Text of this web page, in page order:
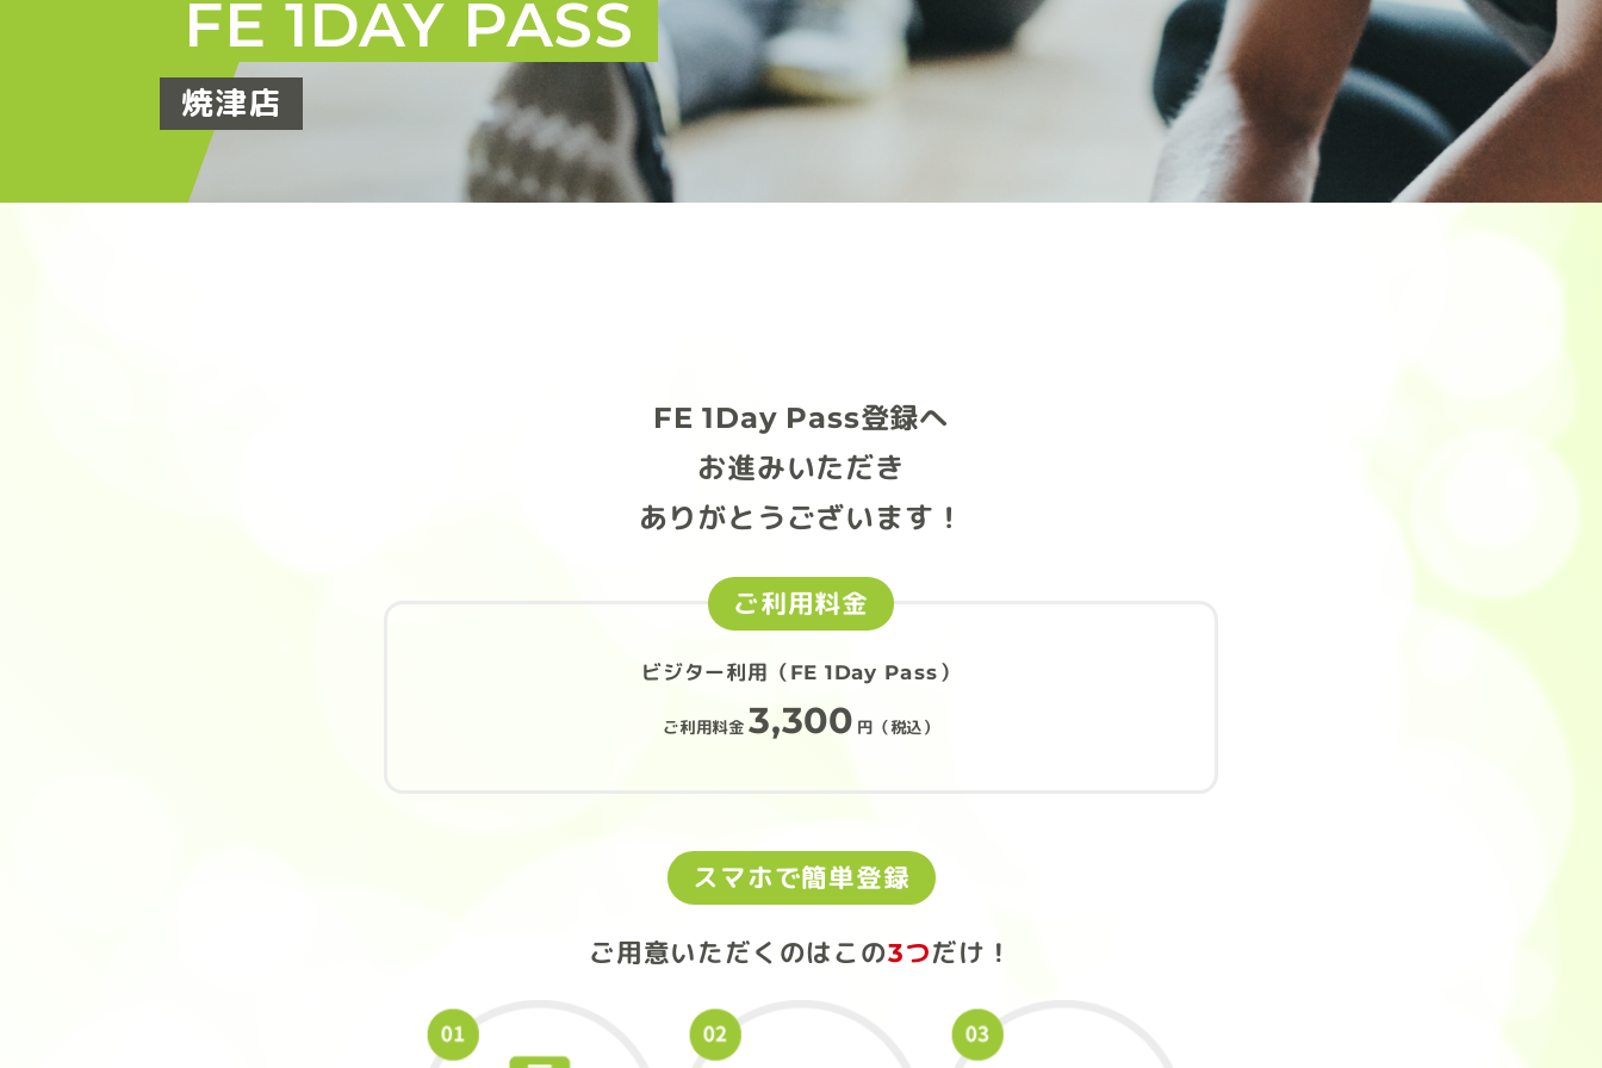
FE 1DAY PASS
焼津店
FE 1Day Pass登録へ
お進みいただき
ありがとうございます！
ご利用料金
ビジター利用（FE 1Day Pass）
ご利用料金 3,300 円（税込）
スマホで簡単登録
ご用意いただくのはこの3つだけ！